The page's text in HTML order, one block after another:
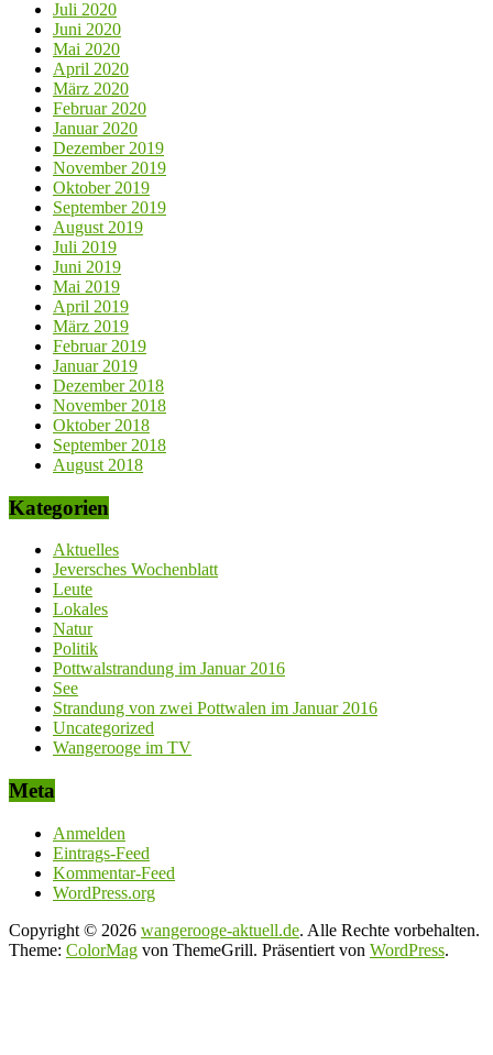
Juli 2020
Juni 2020
Mai 2020
April 2020
März 2020
Februar 2020
Januar 2020
Dezember 2019
November 2019
Oktober 2019
September 2019
August 2019
Juli 2019
Juni 2019
Mai 2019
April 2019
März 2019
Februar 2019
Januar 2019
Dezember 2018
November 2018
Oktober 2018
September 2018
August 2018
Kategorien
Aktuelles
Jeversches Wochenblatt
Leute
Lokales
Natur
Politik
Pottwalstrandung im Januar 2016
See
Strandung von zwei Pottwalen im Januar 2016
Uncategorized
Wangerooge im TV
Meta
Anmelden
Eintrags-Feed
Kommentar-Feed
WordPress.org
Copyright © 2026 wangerooge-aktuell.de. Alle Rechte vorbehalten.
Theme: ColorMag von ThemeGrill. Präsentiert von WordPress.